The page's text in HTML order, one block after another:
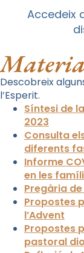
Accedeix
Descobreix
l’Esperit.
Síntesi de
2023
Consulta
diferents
Informe
en les
Pregària
Propostes
l’Advent
Propostes
pastoral